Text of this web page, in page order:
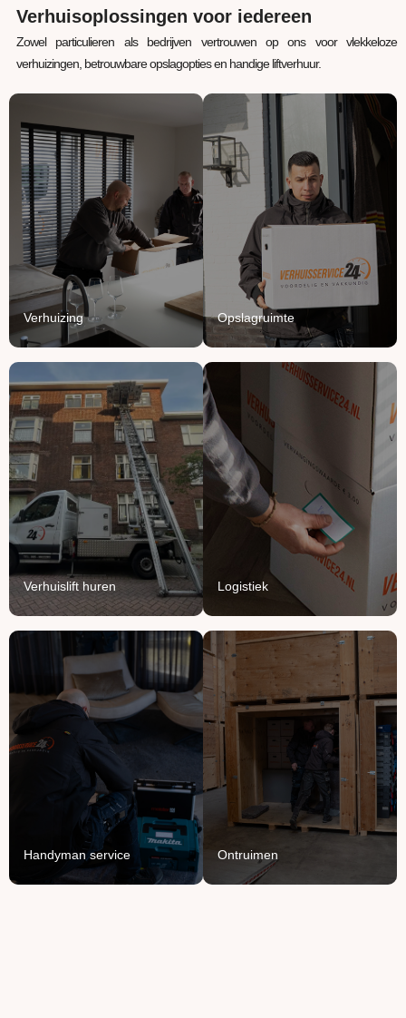
Verhuisoplossingen voor iedereen
Zowel particulieren als bedrijven vertrouwen op ons voor vlekkeloze
verhuizingen, betrouwbare opslagopties en handige liftverhuur.
Verhuizing
Verhuizing
Uw inboedel van A naar
B verhuizen? Wij regelen
het van A tot Z.
Lees Meer
Opslagruimte
Opslagruimte
Jouw spullen staan bij
ons veilig, verwarmd en
beschermd.
Lees Meer
Verhuislift huren
Verhuislift
huren
Breng je verhuizing naar
grote hoogte met onze
verhuisliften.
Lees Meer
Logistiek
Logistiek
We vullen onze vrachten
aan met jouw meubels en
producten.
Handyman service
Handyman
service
Voor het ophangen,
monteren en demonteren
van je spullen.
Lees Meer
Ontruimen
Ontruimen
Opruimen of ontruimen:
van knusse flat tot groot
bedrijfspand.
Lees Meer